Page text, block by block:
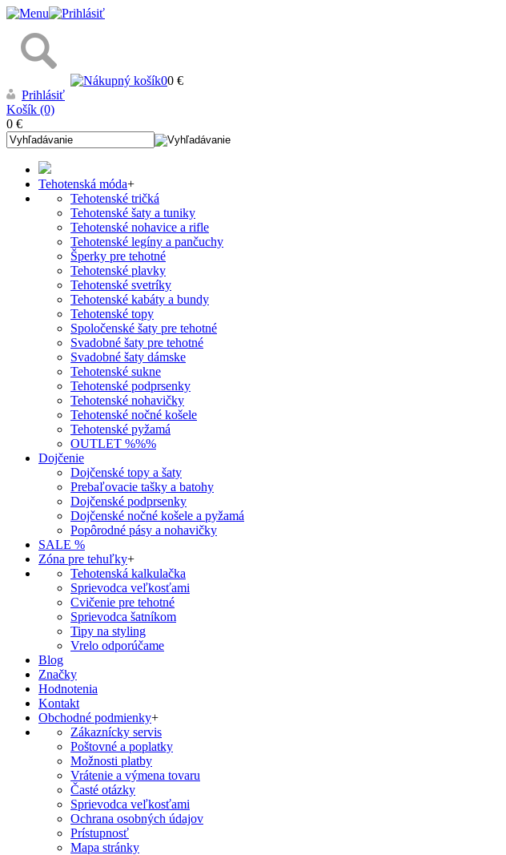
00 €
Prihlásiť
Košík (0)
0 €
Tehotenská móda+
Tehotenské tričká
Tehotenské šaty a tuniky
Tehotenské nohavice a rifle
Tehotenské legíny a pančuchy
Šperky pre tehotné
Tehotenské plavky
Tehotenské svetríky
Tehotenské kabáty a bundy
Tehotenské topy
Spoločenské šaty pre tehotné
Svadobné šaty pre tehotné
Svadobné šaty dámske
Tehotenské sukne
Tehotenské podprsenky
Tehotenské nohavičky
Tehotenské nočné košele
Tehotenské pyžamá
OUTLET %%%
Dojčenie
Dojčenské topy a šaty
Prebaľovacie tašky a batohy
Dojčenské podprsenky
Dojčenské nočné košele a pyžamá
Popôrodné pásy a nohavičky
SALE %
Zóna pre tehuľky+
Tehotenská kalkulačka
Sprievodca veľkosťami
Cvičenie pre tehotné
Sprievodca šatníkom
Tipy na styling
Vrelo odporúčame
Blog
Značky
Hodnotenia
Kontakt
Obchodné podmienky+
Zákaznícky servis
Poštovné a poplatky
Možnosti platby
Vrátenie a výmena tovaru
Časté otázky
Sprievodca veľkosťami
Ochrana osobných údajov
Prístupnosť
Mapa stránky